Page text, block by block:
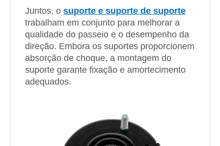
Juntos, o suporte e suporte de suporte
trabalham em conjunto para melhorar a
qualidade do passeio e o desempenho da
direção. Embora os suportes proporcionem
absorção de choque, a montagem do
suporte garante fixação e amortecimento
adequados.